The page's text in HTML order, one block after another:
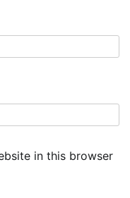
in this browser